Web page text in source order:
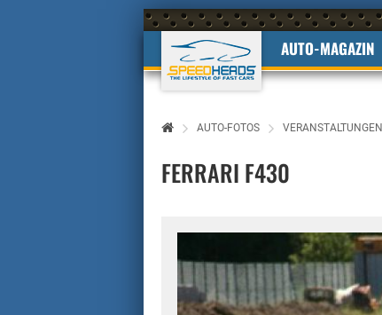
AUTO-MAGAZIN
AUTO-FOTOS VERANSTALTUNGEN
FERRARI F430